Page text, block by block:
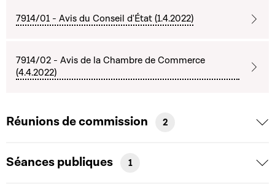
7914/01 - Avis du Conseil d'État (1.4.2022)
7914/02 - Avis de la Chambre de Commerce
(4.4.2022)
Réunions de commission 2
Séances publiques 1